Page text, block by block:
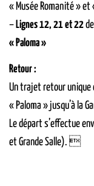
« Musée Romanité » et
– Lignes 12, 21 et 22
« Paloma »
Retour :
Un trajet retour unique
« Paloma » jusqu’à la
Le départ s’effectue
et Grande Salle). 